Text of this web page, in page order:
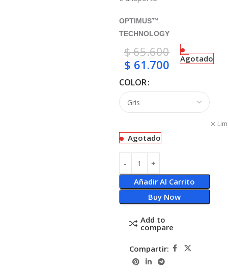
OPTIMUS™
TECHNOLOGY
$65.600
$ 61.700 Agotado
COLOR
Agotado
Añadir Al Carrito
Buy Now
Add to
compare
Compartir: